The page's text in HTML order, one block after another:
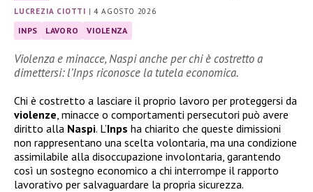
LUCREZIA CIOTTI |4 AGOSTO 2026
INPS LAVORO VIOLENZA
Violenza e minacce, Naspi anche per chi è costretto a
dimettersi: l’Inps riconosce la tutela economica.
Chi è costretto a lasciare il proprio lavoro per proteggersi da
violenze , minacce o comportamenti persecutori può avere
diritto alla Naspi. L’Inps ha chiarito che queste dimissioni
non rappresentano una scelta volontaria, ma una condizione
assimilabile alla disoccupazione involontaria, garantendo
così un sostegno economico a chi interrompe il rapporto
lavorativo per salvaguardare la propria sicurezza.